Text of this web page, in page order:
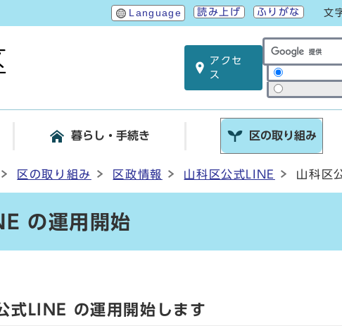
Language 読み上げ ふりがな 文
アクセ
ス
サイト内検索
暮らし・手続き 区の取り組み
区の取り組み 区政情報 山科区公式LINE 山科区
の運用開始
式LINE の運用開始します